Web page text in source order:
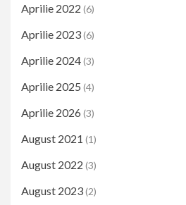
Aprilie 2022 (6)
Aprilie 2023(6)
Aprilie 2024(3)
Aprilie 2025 (4)
Aprilie 2026 (3)
August 2021 (1)
August 2022 (3)
August 2023(2)